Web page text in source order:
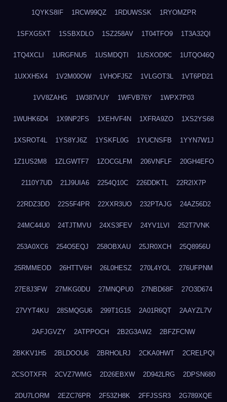
1QYKS8IF 1RCW99QZ 1RDUWSSK 1RYOMZPR
1SFXG5XT 1SSBXDLO 1SZ258AV 1T04TFO9 1T3A32QI
1TQ4XCLI 1URGFNU5 1USMDQTI 1USXOD9C 1UTQO46Q
1UXXH5X4 1V2M00OW 1VHOFJ5Z 1VLGOT3L 1VT6PD21
1VV8ZAHG 1W387VUY 1WFVB76Y 1WPX7P03
1WUHK6D4 1X9NP2FS 1XEHVF4N 1XFRA9ZO 1XS2YS68
1XSROT4L 1YS8YJ6Z 1YSKFL0G 1YUCNSFB 1YYN7W1J
1Z1US2M8 1ZLGWTF7 1ZOCGLFM 206VNFLF 20GH4EFO
2110Y7UD 21J9UIA6 2254Q10C 226DDKTL 22R2IX7P
22RDZ3DD 22S5F4PR 22XXR3UO 232PTAJG 24AZ56D2
24MC44U0 24TJTMVU 24XS3FEV 24YV1LVI 252T7VNK
253A0XC6 254O5EQJ 258OBXAU 25JR0XCH 25Q8956U
25RMMEOD 26HTTV6H 26L0HESZ 270L4YOL 276UFPNM
27E8J3FW 27MKG0DU 27MNQPU0 27NBD68F 27O3D674
27VYT4KU 28SMQGU6 299T1G15 2A01R6QT 2AAYZL7V
2AFJGVZY 2ATPPOCH 2B2G3AW2 2BFZFCNW
2BKKV1H5 2BLDOOU6 2BRHOLRJ 2CKA0HWT 2CRELPQI
2CSOTXFR 2CVZ7WMG 2D26EBXW 2D942LRG 2DPSN680
2DU7LORM 2EZC76PR 2F53ZH8K 2FFJSSR3 2G789XQE